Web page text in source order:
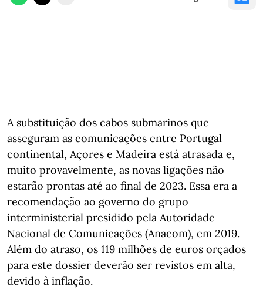
A substituição dos cabos submarinos que
asseguram as comunicações entre Portugal
continental, Açores e Madeira está atrasada e,
muito provavelmente, as novas ligações não
estarão prontas até ao final de 2023. Essa era a
recomendação ao governo do grupo
interministerial presidido pela Autoridade
Nacional de Comunicações (Anacom), em 2019.
Além do atraso, os 119 milhões de euros orçados
para este dossier deverão ser revistos em alta,
devido à inflação.